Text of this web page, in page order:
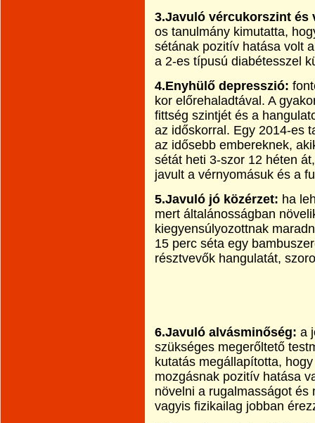
3.Javuló vércukorszint és
os tanulmány kimutatta,
sétának pozitív hatása volt
a 2-es típusú diabétesszel
4.Enyhülő depresszió:
kor előrehaladtával. A
fittség szintjét és a
az időskorral. Egy 2014-es
az idősebb embereknek,
sétát heti 3-szor 12 héten
javult a vérnyomásuk és a
5.Javuló jó közérzet: ha
mert általánosságban
kiegyensúlyozottnak
15 perc séta egy
résztvevők hangulatát,
6.Javuló alvásminőség: a
szükséges megerőltető
kutatás megállapította,
mozgásnak pozitív hatása
növelni a rugalmasságot
vagyis fizikailag jobban